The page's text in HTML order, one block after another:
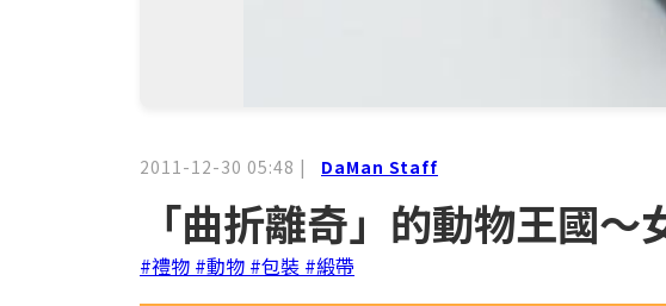
2011-12-30 05:48 | DaMan Staff
「曲折離奇」的動物王國～
#禮物 #動物 #包裝 #緞帶